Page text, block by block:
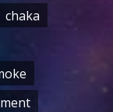
chaka